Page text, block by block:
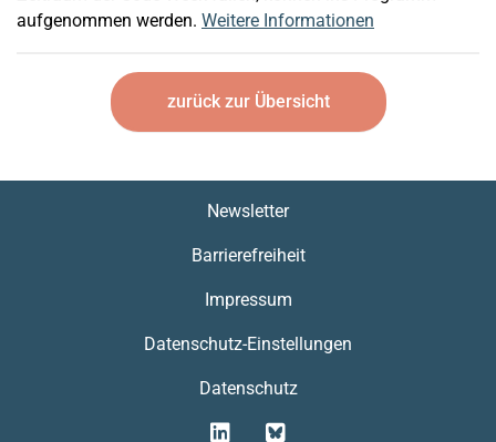
aufgenommen werden. Weitere Informationen
zurück zur Übersicht
Datenschutz
Datenschutz-Einstellungen
Impressum
Barrierefreiheit
Newsletter